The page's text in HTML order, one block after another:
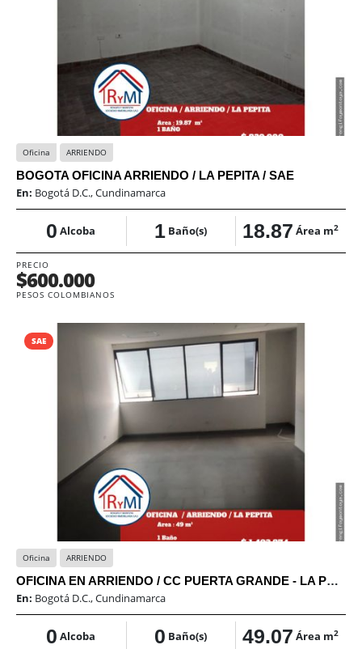
Oficina ARRIENDO
BOGOTA OFICINA ARRIENDO / LA PEPITA / SAE
En: Bogotá D.C., Cundinamarca
0 Alcoba 1 Baño(s) 18.87 Área m2
PRECIO
$600.000
PESOS COLOMBIANOS
SAE
Oficina ARRIENDO
OFICINA EN ARRIENDO / CC PUERTA GRANDE - LA PEPITA / SAE
En: Bogotá D.C., Cundinamarca
0 Alcoba 0 Baño(s) 49.07 Área m2